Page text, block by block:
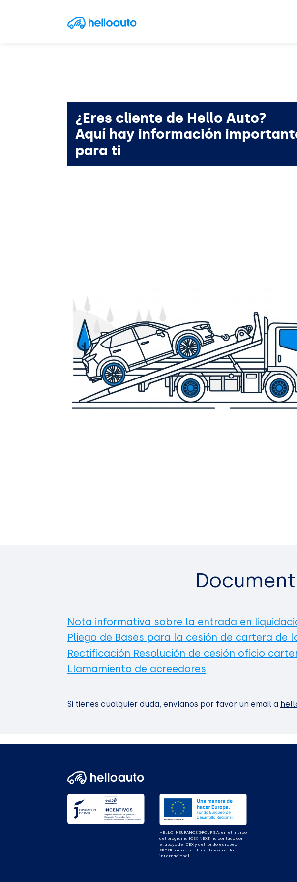
Saltar al contenido
Navegación principal
¿Eres cliente de Hello Auto?
Aquí hay información
para ti
Nota informativa sobre la entrada en
Pliego de Bases para la cesión de cartera de
Rectificación Resolución de cesión oficio
Llamamiento de acreedores
Si tienes cualquier duda, envíanos por favor un email a
HELLO INSURANCE GROUP S.A. en el marco
del programa ICEX NEXT, ha contado con
el apoyo de ICEX y del fondo europeo
FEDER para contribuir al desarrollo
internacional